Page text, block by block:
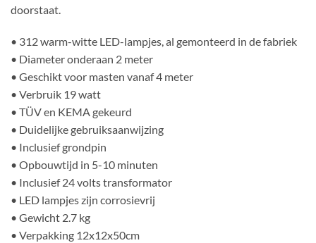
doorstaat.
• 312 warm-witte LED-lampjes, al gemonteerd in de fabriek
• Diameter onderaan 2 meter
• Geschikt voor masten vanaf 4 meter
• Verbruik 19 watt
• TÜV en KEMA gekeurd
• Duidelijke gebruiksaanwijzing
• Inclusief grondpin
• Opbouwtijd in 5-10 minuten
• Inclusief 24 volts transformator
• LED lampjes zijn corrosievrij
• Gewicht 2.7 kg
• Verpakking 12x12x50cm